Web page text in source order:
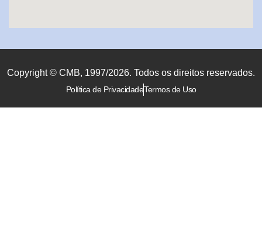
Copyright © CMB, 1997/2026. Todos os direitos reservados.
Política de PrivacidadeTermos de Uso